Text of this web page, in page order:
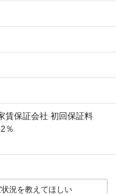
賃保証会社 初回保証料
％
状況を教えてほしい